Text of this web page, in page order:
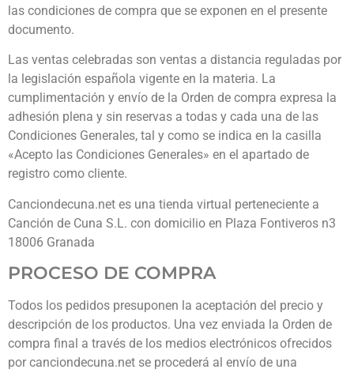
las condiciones de compra que se exponen en el presente
documento.
Las ventas celebradas son ventas a distancia reguladas por
la legislación española vigente en la materia. La
cumplimentación y envío de la Orden de compra expresa la
adhesión plena y sin reservas a todas y cada una de las
Condiciones Generales, tal y como se indica en la casilla
«Acepto las Condiciones Generales» en el apartado de
registro como cliente.
Canciondecuna.net es una tienda virtual perteneciente a
Canción de Cuna S.L. con domicilio en Plaza Fontiveros n3
18006 Granada
PROCESO DE COMPRA
Todos los pedidos presuponen la aceptación del precio y
descripción de los productos. Una vez enviada la Orden de
compra final a través de los medios electrónicos ofrecidos
por canciondecuna.net se procederá al envío de una